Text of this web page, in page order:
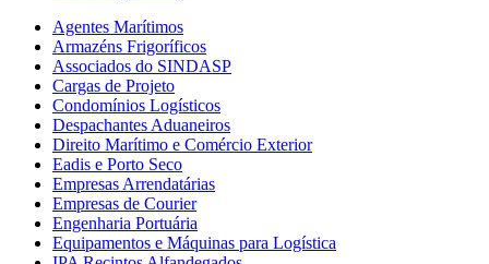
Agentes Marítimos
Armazéns Frigoríficos
Associados do SINDASP
Cargas de Projeto
Condomínios Logísticos
Despachantes Aduaneiros
Direito Marítimo e Comércio Exterior
Eadis e Porto Seco
Empresas Arrendatárias
Empresas de Courier
Engenharia Portuária
Equipamentos e Máquinas para Logística